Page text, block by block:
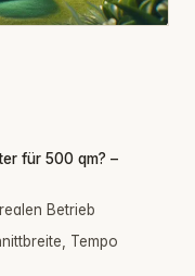
für 500 qm? –
Betrieb
Tempo